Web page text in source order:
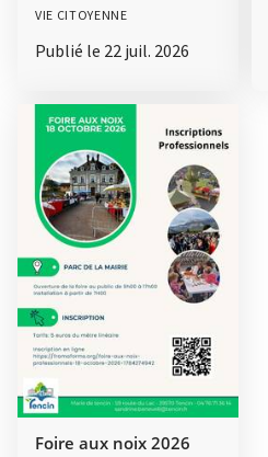
VIE CITOYENNE
Publié le 22 juil. 2026
Foire aux noix 2026